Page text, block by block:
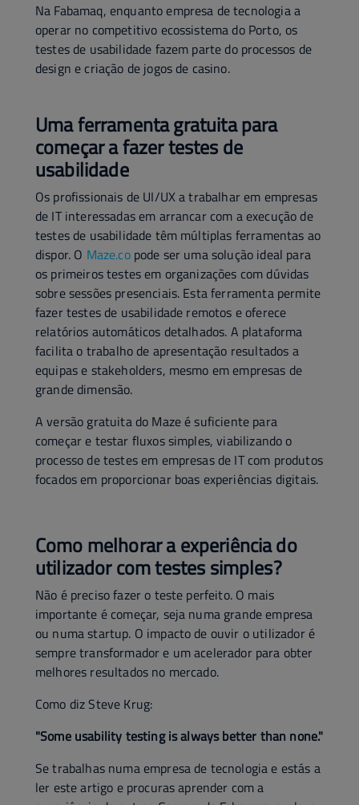
Na Fabamaq, enquanto empresa de tecnologia a
operar no competitivo ecossistema do Porto, os
testes de usabilidade fazem parte do processos de
design e criação de jogos de casino.
Uma ferramenta gratuita para
começar a fazer testes de
usabilidade
Os profissionais de UI/UX a trabalhar em empresas
de IT interessadas em arrancar com a execução de
testes de usabilidade têm múltiplas ferramentas ao
dispor. O Maze.copode ser uma solução ideal para
os primeiros testes em organizações com dúvidas
sobre sessões presenciais. Esta ferramenta permite
fazer testes de usabilidade remotos e oferece
relatórios automáticos detalhados. A plataforma
facilita o trabalho de apresentação resultados a
equipas e stakeholders, mesmo em empresas de
grande dimensão.
A versão gratuita do Maze é suficiente para
começar e testar fluxos simples, viabilizando o
processo de testes em empresas de IT com produtos
focados em proporcionar boas experiências digitais.
Como melhorar a experiência do
utilizador com testes simples?
Não é preciso fazer o teste perfeito. O mais
importante é começar, seja numa grande empresa
ou numa startup. O impacto de ouvir o utilizador é
sempre transformador e um acelerador para obter
melhores resultados no mercado.
Como diz Steve Krug:
"Some usability testing is always better than none."
Se trabalhas numa empresa de tecnologia e estás a
ler este artigo e procuras aprender com a